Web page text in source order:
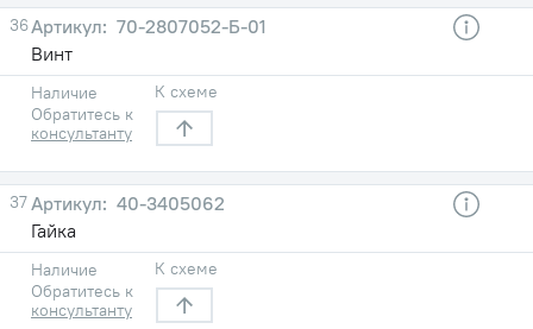
36
70-2807052-Б-01
Винт
Наличие
Обратитесь к
консультанту
К схеме
37
40-3405062
Гайка
Наличие
Обратитесь к
консультанту
К схеме